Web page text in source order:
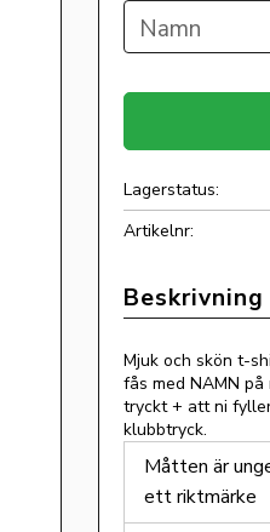
Lagerstatus
Artikelnr
Mjuk och skön t-
fås med NAMN
tryckt + att ni
klubbtryck.
Måtten är
ett riktmärke